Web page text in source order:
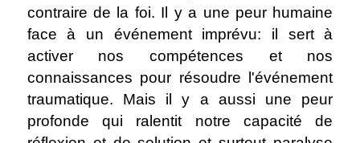
contraire de la foi. Il y a une peur humaine
face à un événement imprévu: il sert à
activer nos compétences et nos
connaissances pour résoudre l'événement
traumatique. Mais il y a aussi une peur
profonde qui ralentit notre capacité de